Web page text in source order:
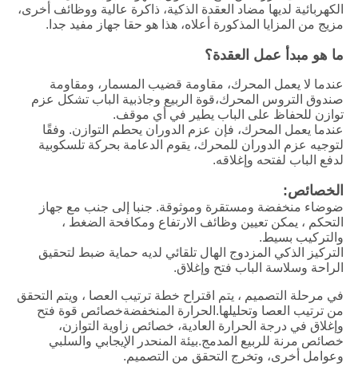
الكهربائية لديها مضاد العقدة الذكية، ذاكرة عالية ووظائف أخرى،
مزيج من المزايا المذكورة أعلاه، هذا هو حقا جهاز مفيد جدا.
ما هو مبدأ عمل العقدة؟
عندما لا يعمل المحرك، مقاومة قضيب المسمار، ومقاومة
صندوق التروس المحرك،قوة الربيع وجاذبية الباب تشكل عزم
توازن للحفاظ على الباب يطير في أي موقف.
عندما يعمل المحرك، فإن عزم الدوران يحطم التوازن. وفقًا
لتوجيه عزم الدوران للمحرك، يقوم الدعامة بحركة تلسكوبية
لدفع الباب لفتحه وإغلاقه.
الخصائص:
ضوضاء منخفضة ومستقرة وموثوقة. جنبا إلى جنب مع جهاز
التحكم ، يمكن تعيين وظائف الارتفاع ومكافحة الضغط ،
والتركيب بسيط.
التركيز الذكي المزدوج الهال تلقائي لديه حماية ضبط لتحقيق
الراحة وسلاسة الباب فتح وإغلاق.
في مرحلة التصميم ، يتم اقتراح خطة ترتيب العصا ، ويتم التحقق
من ترتيب العصا وتحليلها.الحرارة المنخفضةخصائص قوة فتح
وإغلاق في درجة الحرارة العادية، خصائص زاوية التوازن،
خصائص مرنة للربيع المدمج.بيئة المنحدر الإيجابي والسلبي
وعوامل أخرى، وتخرج التحقق من التصميم.